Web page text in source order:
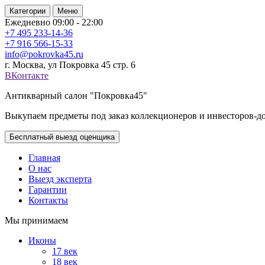
Категории Меню
Ежедневно 09:00 - 22:00
+7 495 233-14-36
+7 916 566-15-33
info@pokrovka45.ru
г. Москва, ул Покровка 45 стр. 6
ВКонтакте
Антикварный салон "Покровка45"
Выкупаем предметы под заказ коллекционеров и инвесторов-
Бесплатный выезд оценщика
Главная
О нас
Выезд эксперта
Гарантии
Контакты
Мы принимаем
Иконы
17 век
18 век